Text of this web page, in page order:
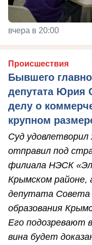
вчера в 20:00
Происшествия
Бывшего
депутата Юрия
делу о
крупном
Суд
отправил под
филиала НЭСК
Крымском
депутата Совета
образования
Его подозревают
вина будет